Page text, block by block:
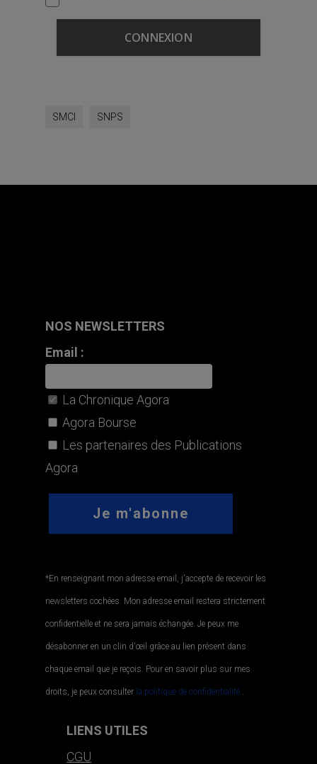
SMCI SNPS
NOS NEWSLETTERS
Email :
La Chronique Agora
Agora Bourse
Les partenaires des Publications
Agora
*En renseignant mon adresse email, j'accepte de recevoir les
newsletters cochées. Mon adresse email restera strictement
confidentielle et ne sera jamais échangée. Je peux me
désabonner en un clin d'œil grâce au lien présent dans
chaque email que je reçois. Pour en savoir plus sur mes
droits, je peux consulter la politique de confidentialité..
LIENS UTILES
CGU